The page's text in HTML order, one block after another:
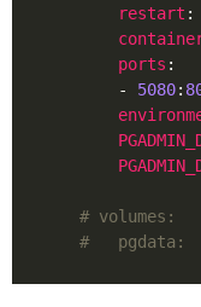
restart :
ports
        -
5080:
# volumes:
#   pgdata: